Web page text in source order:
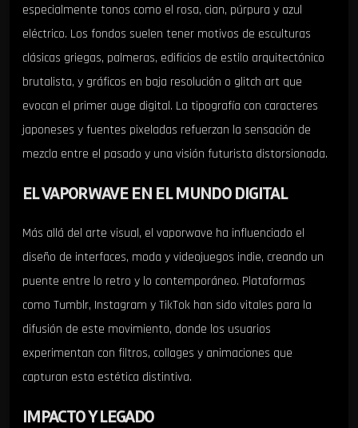
especialmente tonos como el rosa, cian, púrpura y azul
eléctrico. Los fondos suelen tener motivos de esculturas
clásicas griegas, palmeras, edificios de estilo arquitectónico
brutalista, y gráficos en baja resolución o glitch art que
evocan el primer auge digital. La tipografía con caracteres
japoneses y fuentes pixeladas refuerzan la sensación de
mezcla entre el pasado y una visión futurista distorsionada.
EL VAPORWAVE EN EL MUNDO DIGITAL
Más allá del arte visual, el vaporwave ha influenciado el
diseño de interfaces, moda y videojuegos indie, creando un
puente entre lo retro y lo contemporáneo. Plataformas
como Tumblr, Instagram y TikTok han sido vitales para la
difusión de este movimiento, donde los usuarios
experimentan con filtros, collages y animaciones que
capturan esta estética distintiva.
IMPACTO Y LEGADO